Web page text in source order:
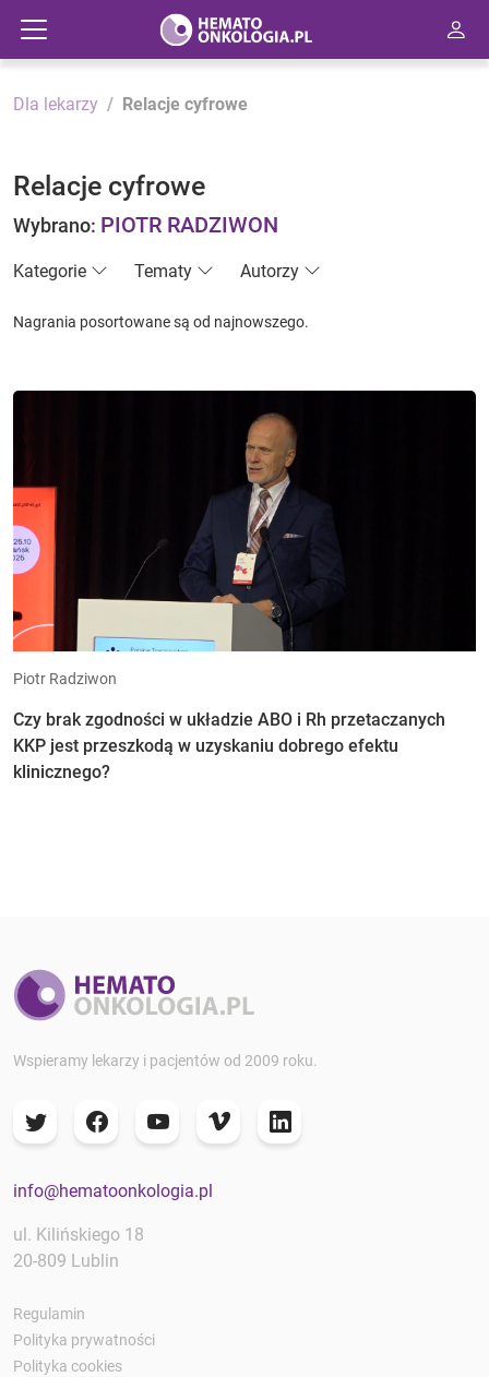
Dla lekarzy Relacje cyfrowe
Relacje cyfrowe
Wybrano: PIOTR RADZIWON
Kategorie Tematy Autorzy
Nagrania posortowane są od najnowszego.
Piotr Radziwon
Czy brak zgodności w układzie ABO i Rh przetaczanych
KKP jest przeszkodą w uzyskaniu dobrego efektu
klinicznego?
Wspieramy lekarzy i pacjentów od 2009 roku.
info@hematoonkologia.pl
ul. Kilińskiego 18
20-809 Lublin
Regulamin
Polityka prywatności
Polityka cookies